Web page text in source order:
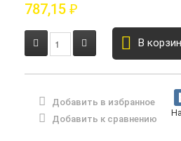
787,15 ₽
В
Добавить в избранное
Добавить к сравнению